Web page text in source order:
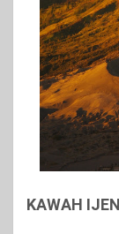
KAWAH IJEN